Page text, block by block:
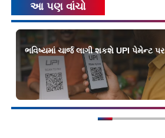
આ પણ વાંચો
ભવિષ્યમાં ચાર્જ લાગી શકશે UPI પેમેન્ટ પર